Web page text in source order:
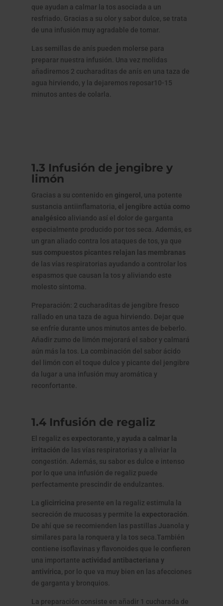
que ayudan a calmar la tos asociada a un
resfriado. Gracias a su olor y sabor dulce, se trata
de una infusión muy agradable de tomar.
Las semillas de anís pueden molerse para
preparar nuestra infusión. Una vez molidas
añadiremos 2 cucharaditas de anís en una taza de
agua hirviendo, y la dejaremos reposar10-15
minutos antes de colarla.
1.3 Infusión de jengibre y
limón
Gracias a su contenido en gingerol , una potente
sustancia antiinflamatoria, el jengibre actúa como
analgésico aliviando así el dolor de garganta
especialmente producido por tos seca. Además, es
un gran aliado contra los ataques de tos, ya que
sus compuestos picantes relajan las membranas
de las vías respiratorias ayudando a controlar los
espasmos que causan la tos y aliviando este
molesto síntoma.
Preparación: 2 cucharaditas de jengibre fresco
rallado en una taza de agua hirviendo. Dejar que
se enfríe durante unos minutos antes de beberlo.
Añadir zumo de limón mejorará el sabor y calmará
aún más la tos. La combinación del sabor ácido
del limón con el toque dulce y picante del jengibre
da lugar a una infusión muy aromática y
reconfortante.
1.4 Infusión de regaliz
El regaliz es expectorante, y ayuda a calmar la
irritación de las vías respiratorias y a aliviar la
congestión. Además, su sabor es dulce e intenso
por lo que una infusión de regaliz puede
perfectamente prescindir de endulzantes.
La glicirricina presente en la regaliz estimula la
secreción de mucosas y permite la expectoración
De ahí que se recomienden las pastillas Juanola y
similares para la ronquera y la tos seca.También
contiene isoflavinas y flavonoides que le confieren
una importante actividad antibacteriana y
antivírica, por lo que va muy bien en las afecciones
de garganta y bronquios.
La preparación consiste en añadir 1 cucharada de